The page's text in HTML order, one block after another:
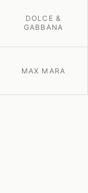
DOLCE &
GABBANA
MAX MARA